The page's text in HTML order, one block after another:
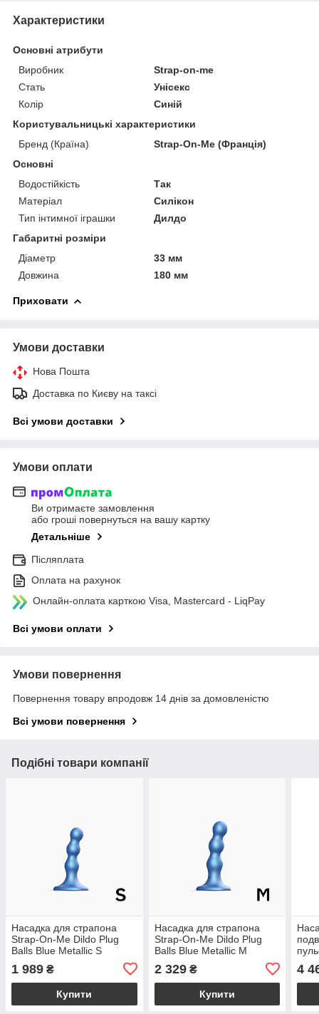
Характеристики
Основні атрибути
Виробник
Strap-on-me
Стать
Унісекс
Колір
Синій
Користувальницькі характеристики
Бренд (Країна)
Strap-On-Me (Франція)
Основні
Водостійкість
Так
Матеріал
Силікон
Тип інтимної іграшки
Дилдо
Габаритні розміри
Діаметр
33 мм
Довжина
180 мм
Приховати
Умови доставки
Нова Пошта
Доставка по Києву на таксі
Всі умови доставки
Умови оплати
Ви отримаєте замовлення
або гроші повернуться на вашу картку
Детальніше
Післяплата
Оплата на рахунок
Онлайн-оплата карткою Visa, Mastercard - LiqPay
Всі умови оплати
Умови повернення
Повернення товару впродовж 14 днів за домовленістю
Всі умови повернення
Подібні товари компанії
Насадка для страпона
Strap-On-Me Dildo Plug
Balls Blue Metallic S
1 989 ₴
Купити
Насадка для страпона
Strap-On-Me Dildo Plug
Balls Blue Metallic M
2 329₴
Купити
4